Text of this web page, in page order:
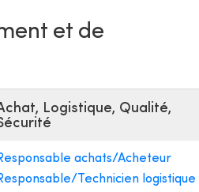
et de
Logistique, Qualité,
achats/Acheteur
Technicien logistique